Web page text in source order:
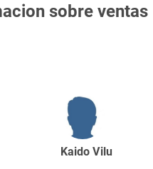
sobre ventas
Kaido Vilu